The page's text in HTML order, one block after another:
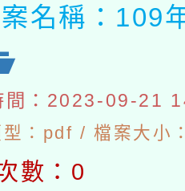
名稱：109
間：2023-09-21
型：pdf / 檔案大小
數：0